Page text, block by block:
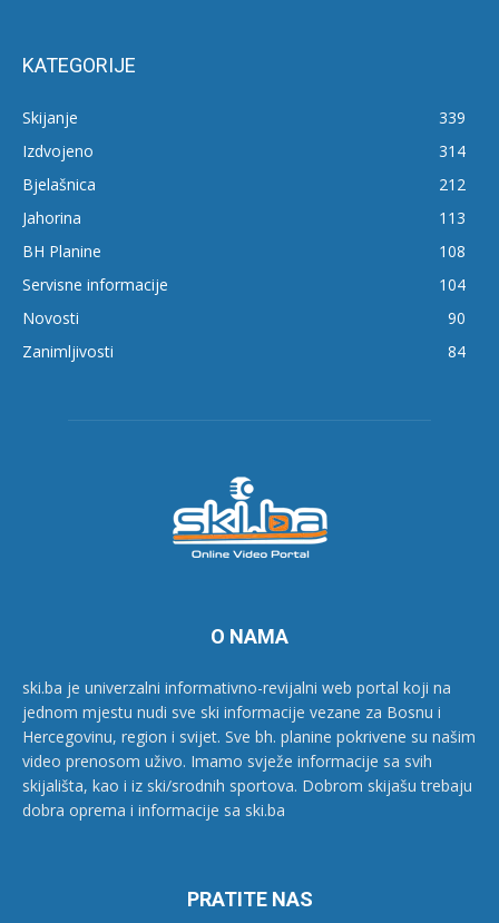
KATEGORIJE
Skijanje
339
Izdvojeno
314
Bjelašnica
212
Jahorina
113
BH Planine
108
Servisne informacije
104
Novosti
90
Zanimljivosti
84
O NAMA
ski.ba je univerzalni informativno-revijalni web portal koji na
jednom mjestu nudi sve ski informacije vezane za Bosnu i
Hercegovinu, region i svijet. Sve bh. planine pokrivene su našim
video prenosom uživo. Imamo svježe informacije sa svih
skijališta, kao i iz ski/srodnih sportova. Dobrom skijašu trebaju
dobra oprema i informacije sa ski.ba
PRATITE NAS